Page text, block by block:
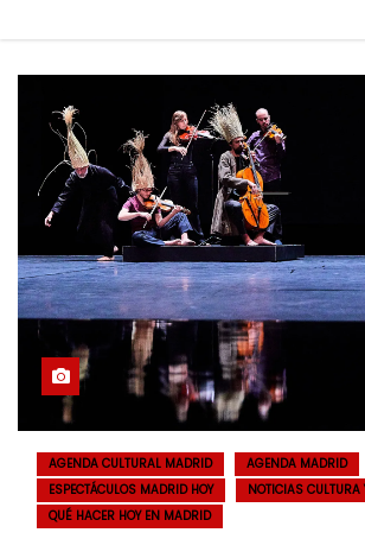
AGENDA CULTURAL MADRID
AGENDA MADRID
ESPECTÁCULOS MADRID HOY
NOTICIAS
QUÉ HACER HOY EN MADRID